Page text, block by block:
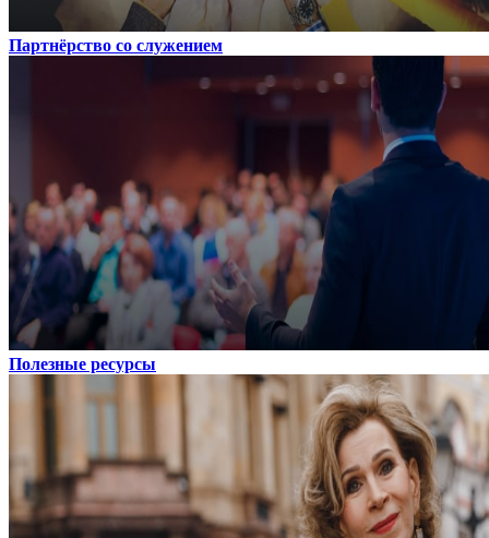
Партнёрство со служением
Полезные ресурсы